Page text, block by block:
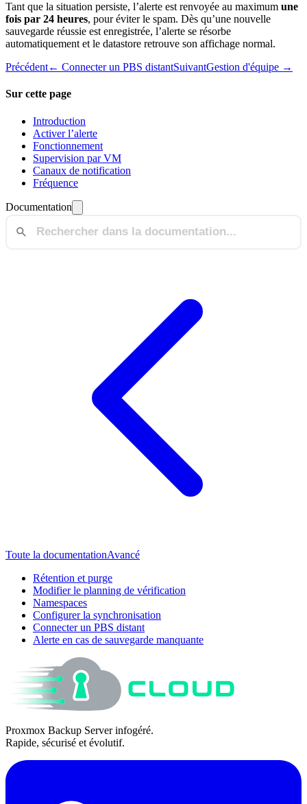
Tant que la situation persiste, l’alerte est renvoyée au maximum une
fois par 24 heures, pour éviter le spam. Dès qu’une nouvelle
sauvegarde réussie est enregistrée, l’alerte se résorbe
automatiquement et le datastore retrouve son affichage normal.
Précédent← Connecter un PBS distantSuivantGestion d'équipe →
Sur cette page
Introduction
Activer l’alerte
Fonctionnement
Supervision par VM
Canaux de notification
Fréquence
Documentation
Toute la documentationAvancé
Rétention et purge
Modifier le planning de vérification
Namespaces
Configurer la synchronisation
Connecter un PBS distant
Alerte en cas de sauvegarde manquante
Proxmox Backup Server infogéré.
Rapide, sécurisé et évolutif.